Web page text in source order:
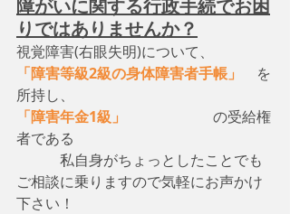
障がいに関する行政手続でお困
りではありませんか？
視覚障害(右眼失明)について、
「障害等級2級の身体障害者手帳」
を
所持し、
「障害年金1級」
の受給権
者である
私自身がちょっとしたことでも
ご相談に乗りますので気軽にお声かけ
下さい！